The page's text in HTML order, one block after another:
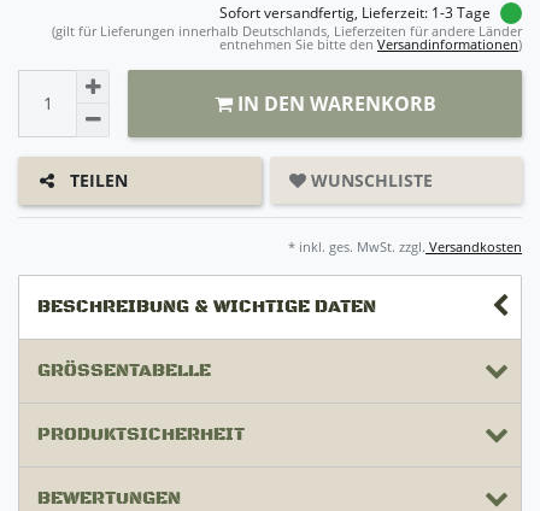
Sofort versandfertig, Lieferzeit: 1-3 Tage
(gilt für Lieferungen innerhalb Deutschlands, Lieferzeiten für andere Länder
entnehmen Sie bitte den Versandinformationen)
IN DEN WARENKORB
TEILEN WUNSCHLISTE
* inkl. ges. MwSt. zzgl. Versandkosten
BESCHREIBUNG & WICHTIGE DATEN
GRÖSSENTABELLE
PRODUKTSICHERHEIT
BEWERTUNGEN